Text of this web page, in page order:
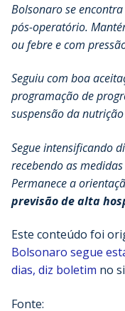
Bolsonaro se
pós-operatório.
ou febre e com
Seguiu com boa
programação de
suspensão da
Segue intensificando
recebendo as
Permanece a
previsão de alta
Este conteúdo foi
Bolsonaro segue
dias, diz boletim no
Fonte: